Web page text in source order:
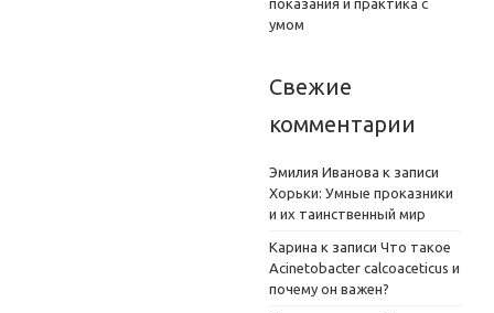
показания и практика с
умом
Свежие
комментарии
Эмилия Иванова к записи
Хорьки: Умные проказники
и их таинственный мир
Карина к записи Что такое
Acinetobacter calcoaceticus и
почему он важен?